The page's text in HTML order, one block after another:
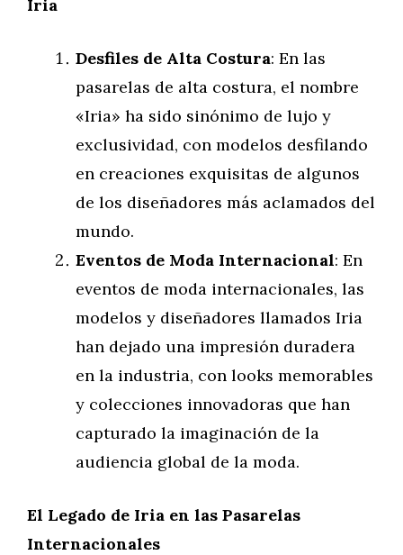
Iria
Desfiles de Alta Costura: En las
pasarelas de alta costura, el nombre
«Iria» ha sido sinónimo de lujo y
exclusividad, con modelos desfilando
en creaciones exquisitas de algunos
de los diseñadores más aclamados del
mundo.
Eventos de Moda Internacional: En
eventos de moda internacionales, las
modelos y diseñadores llamados Iria
han dejado una impresión duradera
en la industria, con looks memorables
y colecciones innovadoras que han
capturado la imaginación de la
audiencia global de la moda.
El Legado de Iria en las Pasarelas
Internacionales